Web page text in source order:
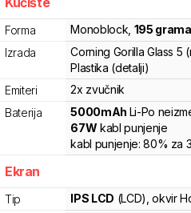
Forma Monoblock 195 grama
Izrada
Corning Gorilla Glass 5
Plastika (detalji)
Emiteri
2x zvučnik
Baterija
5000mAh Li-Po
67W kabl punjenje
kabl punjenje:80% za
Ekran
Tip IPS LCD (LCD) , okvir